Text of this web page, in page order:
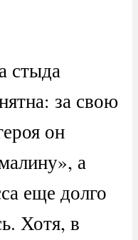
стыда
за свою
он
а
еще долго
Хотя, в